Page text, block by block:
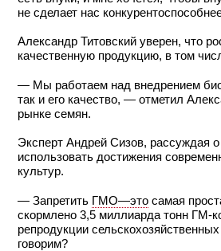
не сделает нас
Александр Титовский уверен, что
качественную продукцию, в том
— Мы работаем над внедрением
так и его качество, — отметил
рынке семян.
Эксперт Андрей Сизов, рассуждая о
использовать достижения
культур.
— Запретить ГМО—это самая
скормлено 3,5 миллиарда тонн ГМ-
репродукции
говорим?